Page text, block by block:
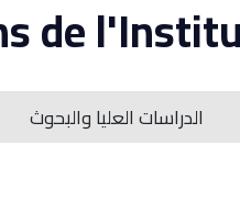
de
الدراسات العليا والبحوث